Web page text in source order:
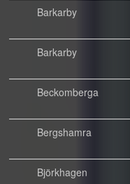
Barkarby
Barkarby
Beckomberga
Bergshamra
Björkhagen